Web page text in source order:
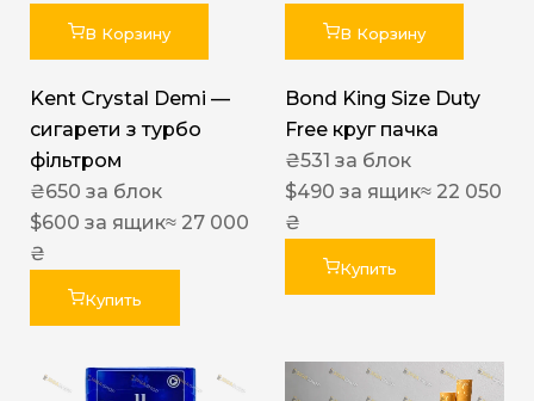
В Корзину
Kent Crystal Demi —
сигарети з турбо
фільтром
₴650 за блок
$600 за ящик≈ 27 000
₴
Купить
В Корзину
Bond King Size Duty
Free круг пачка
₴531 за блок
$490 за ящик≈ 22 050
₴
Купить